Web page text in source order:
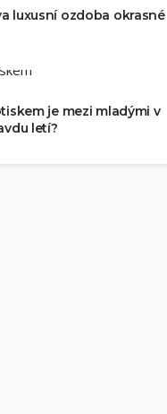
luxusní ozdoba okrasné
je mezi mladými v
letí?